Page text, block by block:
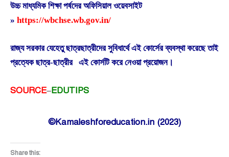
উচ্চ মাধ্যমিক শিক্ষা পর্ষদের অফিসিয়াল ওয়েবসাইট
» https://wbchse.wb.gov.in/
রাজ্য সরকার যেহেতু ছাত্রছাত্রীদের সুবিধার্থে এই কোর্সের ব্যবস্থা করেছে তাই
প্রত্যেক ছাত্র-ছাত্রীর এই কোর্সটি করে নেওয়া প্রয়োজন।
SOURCE–EDUTIPS
©Kamaleshforeducation.in (2023)
Share this: